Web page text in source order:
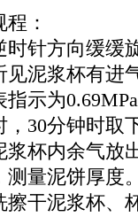
：
针方向缓缓
见泥浆杯有进
指示为
，30分钟时取
浆杯内余气放
测量泥饼厚度
干泥浆杯、